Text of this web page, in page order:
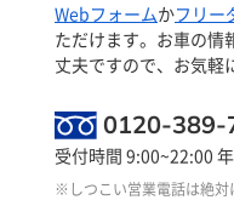
Webフォームかフリー
ただけます。お車の情
丈夫ですので、お気軽
0120-389-
受付時間 9:00~22:00
※しつこい営業電話は絶対